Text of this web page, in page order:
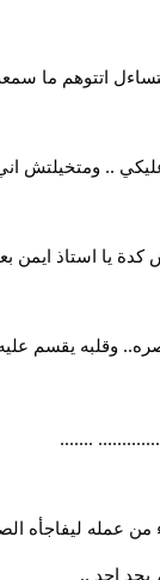
اتتوهم ما
.. ومتخيلتش
يا استاذ ايمن
وقلبه يقسم
من عمله ليفاجأه
يجد احد ..